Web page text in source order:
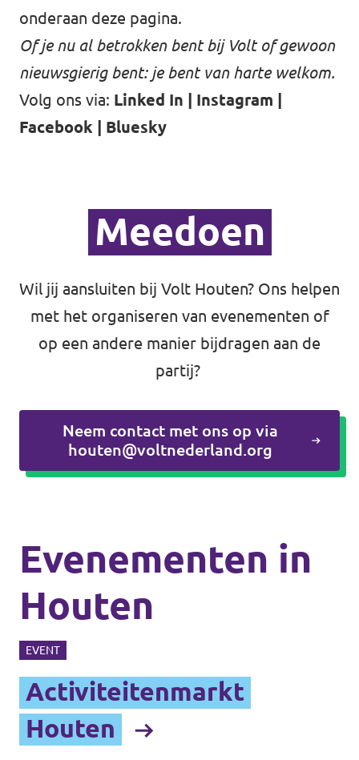
onderaan deze pagina.
Of je nu al betrokken bent bij Volt of gewoon
nieuwsgierig bent: je bent van harte welkom.
Volg ons via: Linked In Instagram
Facebook
Bluesky
Meedoen
Wil jij aansluiten bij Volt Houten? Ons helpen
met het organiseren van evenementen of
op een andere manier bijdragen aan de
partij?
Neem contact met ons op via
houten@voltnederland.org
Evenementen in
Houten
EVENT
Activiteitenmarkt
Houten